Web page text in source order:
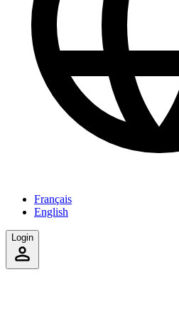
Français
English
Login